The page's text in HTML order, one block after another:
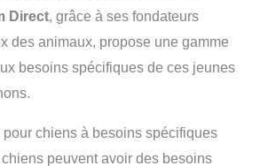
Direct, grâce à ses fondateurs
des animaux, propose une gamme
besoins spécifiques de ces jeunes
chiens à besoins spécifiques
peuvent avoir des besoins